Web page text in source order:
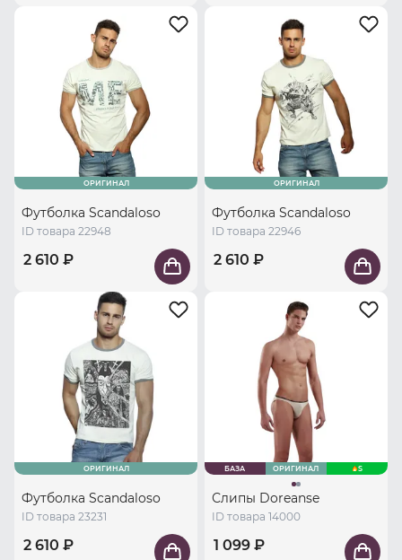
ОРИГИНАЛ
Футболка Scandaloso
ID товара 22948
2 610 ₽
ОРИГИНАЛ
Футболка Scandaloso
ID товара 22946
2 610 ₽
ОРИГИНАЛ
Футболка Scandaloso
ID товара 23231
2 610 ₽
БАЗА ОРИГИНАЛ S
Слипы Doreanse
ID товара 14000
1 099 ₽